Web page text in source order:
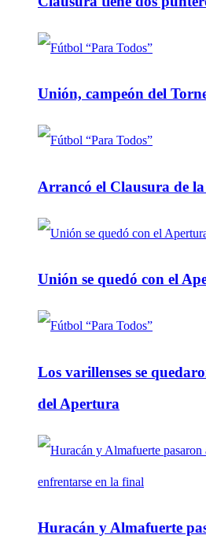
Unión, campeón del
Arrancó el Clausura de
Unión se quedó con el
Los varillenses se
del Apertura
Huracán y Almafuerte